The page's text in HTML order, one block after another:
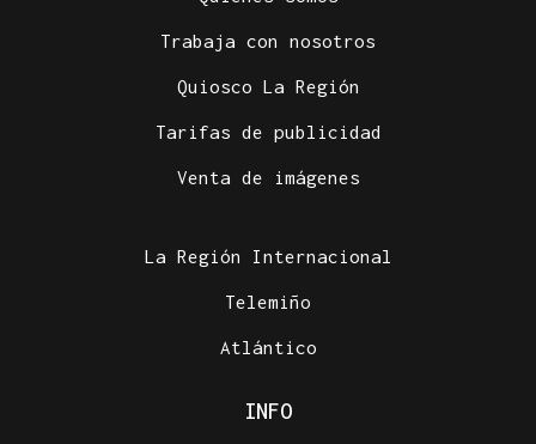
Trabaja con nosotros
Quiosco La Región
Tarifas de publicidad
Venta de imágenes
La Región Internacional
Telemiño
Atlántico
INFO